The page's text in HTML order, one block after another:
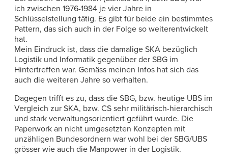
ich zwischen 1976-1984 je vier Jahre in
Schlüsselstellung tätig. Es gibt für beide ein bestimmtes
Pattern, das sich auch in der Folge so weiterentwickelt
hat.
Mein Eindruck ist, dass die damalige SKA bezüglich
Logistik und Informatik gegenüber der SBG im
Hintertreffen war. Gemäss meinen Infos hat sich das
auch die weiteren Jahre so verhalten.
Dagegen trifft es zu, dass die SBG, bzw. heutige UBS im
Vergleich zur SKA, bzw. CS sehr militärisch-hierarchisch
und stark verwaltungsorientiert geführt wurde. Die
Paperwork an nicht umgesetzten Konzepten mit
unzähligen Bundesordnern war wohl bei der SBG/UBS
grösser wie auch die Manpower in der Logistik.